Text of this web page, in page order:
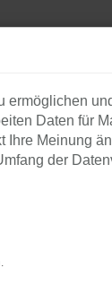
ermöglichen
Daten für
Ihre Meinung
der